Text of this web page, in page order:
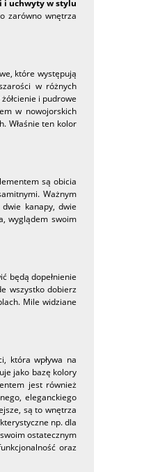
i uchwyty w stylu
zarówno wnętrza
które występują
w różnych
i pudrowe
w nowojorskich
Właśnie ten kolor
są obicia
Ważnym
kanapy, dwie
wyglądem swoim
będą dopełnienie
wszystko dobierz
Mile widziane
która wpływa na
jako bazę kolory
jest również
eleganckiego
są to wnętrza
np. dla
ostatecznym
oraz